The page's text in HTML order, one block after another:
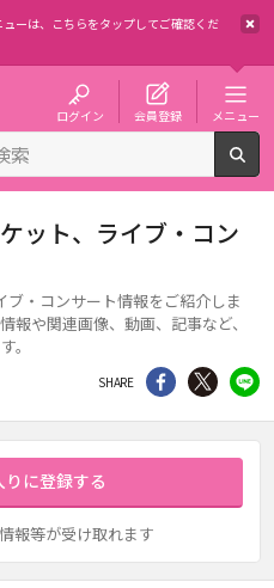
ーは、
こちらをタップしてご確認くだ
ログイン 会員登録 メニュー
ット、ライブ・コン
・コンサート情報をご紹介しま
報や関連画像、動画、記事など、
。
SHARE シェア Twitter
りに登録する
報等が受け取れます